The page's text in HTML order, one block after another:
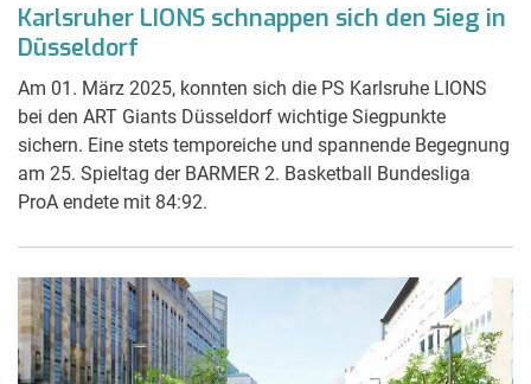
Karlsruher LIONS schnappen sich den Sieg in
Düsseldorf
Am 01. März 2025, konnten sich die PS Karlsruhe LIONS
bei den ART Giants Düsseldorf wichtige Siegpunkte
sichern. Eine stets temporeiche und spannende Begegnung
am 25. Spieltag der BARMER 2. Basketball Bundesliga
ProA endete mit 84:92.